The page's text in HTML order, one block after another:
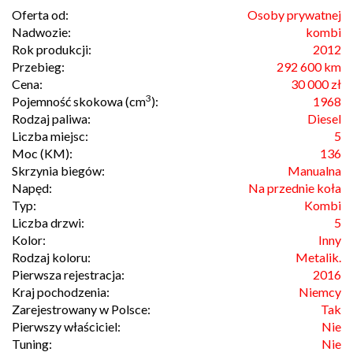
Oferta od:
Osoby prywatnej
Nadwozie:
kombi
Rok produkcji:
2012
Przebieg:
292 600 km
Cena:
30 000 zł
Pojemność skokowa (cm3):
1968
Rodzaj paliwa:
Diesel
Liczba miejsc:
5
Moc (KM):
136
Skrzynia biegów:
Manualna
Napęd:
Na przednie koła
Typ:
Kombi
Liczba drzwi:
5
Kolor:
Inny
Rodzaj koloru:
Metalik.
Pierwsza rejestracja:
2016
Kraj pochodzenia:
Niemcy
Zarejestrowany w Polsce:
Tak
Pierwszy właściciel:
Nie
Tuning:
Nie